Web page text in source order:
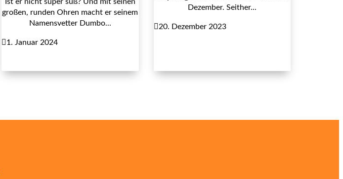
großen, runden Ohren macht er seinem
Namensvetter Dumbo...
1. Januar 2024
Dezember. Seither...
20. Dezember 2023